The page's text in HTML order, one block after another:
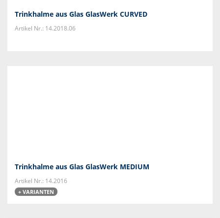
Trinkhalme aus Glas GlasWerk CURVED
Artikel Nr.: 14.2018.06
Trinkhalme aus Glas GlasWerk MEDIUM
Artikel Nr.: 14.2016
+ VARIANTEN